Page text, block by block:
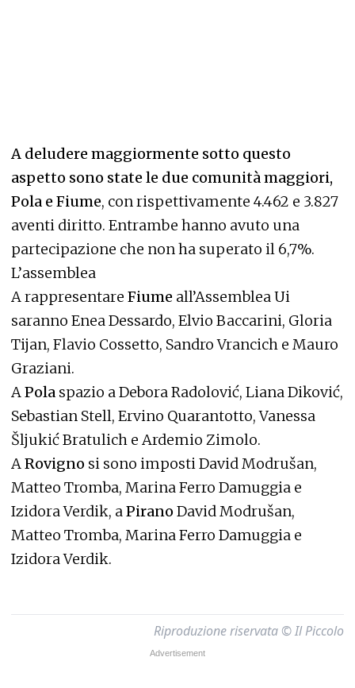
A deludere maggiormente sotto questo
aspetto sono state le due comunità maggiori,
Pola e Fiume, con rispettivamente 4.462 e 3.827
aventi diritto. Entrambe hanno avuto una
partecipazione che non ha superato il 6,7%.
L’assemblea
A rappresentare Fiume all’Assemblea Ui
saranno Enea Dessardo, Elvio Baccarini, Gloria
Tijan, Flavio Cossetto, Sandro Vrancich e Mauro
Graziani.
APola spazio a Debora Radolović, Liana Diković,
Sebastian Stell, Ervino Quarantotto, Vanessa
Šljukić Bratulich e Ardemio Zimolo.
ARovigno si sono imposti David Modrušan,
Matteo Tromba, Marina Ferro Damuggia e
Izidora Verdik, aPirano David Modrušan,
Matteo Tromba, Marina Ferro Damuggia e
Izidora Verdik.
Riproduzione riservata © Il Piccolo